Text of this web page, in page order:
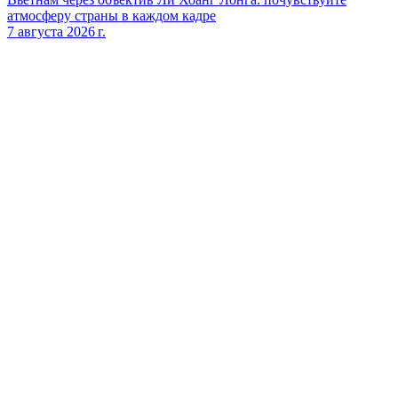
атмосферу страны в каждом кадре
7 августа 2026 г.